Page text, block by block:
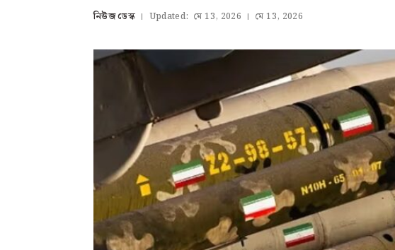
নিউজ ডেস্ক Updated: মে 13, 2026 মে 13, 2026